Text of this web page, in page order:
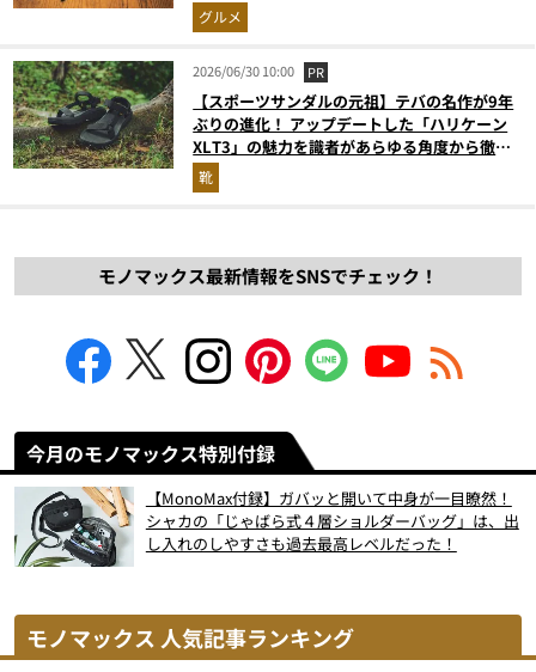
グルメ
2026/06/30 10:00 PR
【スポーツサンダルの元祖】テバの名作が9年
ぶりの進化！ アップデートした「ハリケーン
XLT3」の魅力を識者があらゆる角度から徹底
解説！
靴
モノマックス最新情報をSNSでチェック！
今月のモノマックス特別付録
【MonoMax付録】ガバッと開いて中身が一目瞭然！
シャカの「じゃばら式４層ショルダーバッグ」は、出
し入れのしやすさも過去最高レベルだった！
モノマックス 人気記事ランキング